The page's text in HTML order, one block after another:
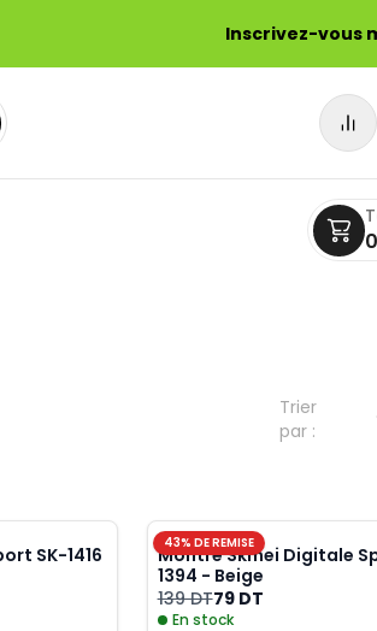
Inscrivez-vous
Trier
par :
SK-1416
43% DE REMISE
Montre Skmei Digitale
1394 - Beige
139 DT79 DT
En stock